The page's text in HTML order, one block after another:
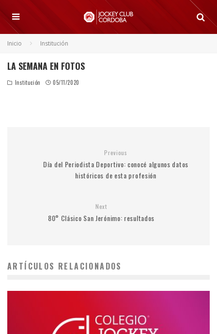
Inicio Institución
LA SEMANA EN FOTOS
Institución 05/11/2020
Previous
Día del Periodista Deportivo: conocé algunos datos
históricos de esta profesión
Next
80° Clásico San Jerónimo: resultados
ARTÍCULOS RELACIONADOS